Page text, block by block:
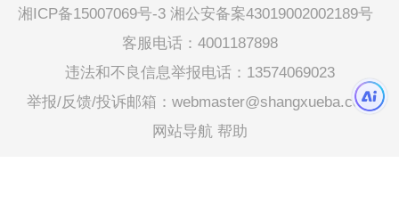
湘ICP备15007069号-3 湘公安备案43019002002189号
客服电话：4001187898
违法和不良信息举报电话：13574069023
举报/反馈/投诉邮箱：webmaster@shangxueba.com
网站导航 帮助